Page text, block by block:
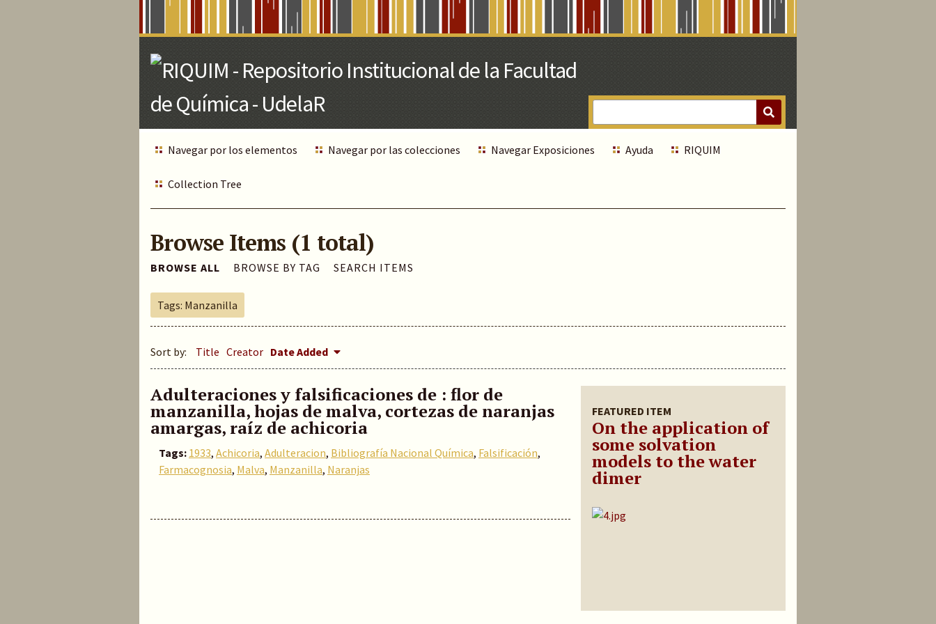
Navegar por los elementos Navegar por las colecciones Navegar Exposiciones Ayuda RIQUIM
Collection Tree
Browse Items (1 total)
BROWSE ALL BROWSE BY TAG SEARCH ITEMS
Tags: Manzanilla
Sort by: Title Creator Date Added
FEATURED ITEM
On the application of
some solvation
models to the water
dimer
Adulteraciones y falsificaciones de : flor de
manzanilla, hojas de malva, cortezas de naranjas
amargas, raíz de achicoria
Tags: 1933, Achicoria, Adulteracion, Bibliografía Nacional Química, Falsificación,
Farmacognosia, Malva, Manzanilla, Naranjas